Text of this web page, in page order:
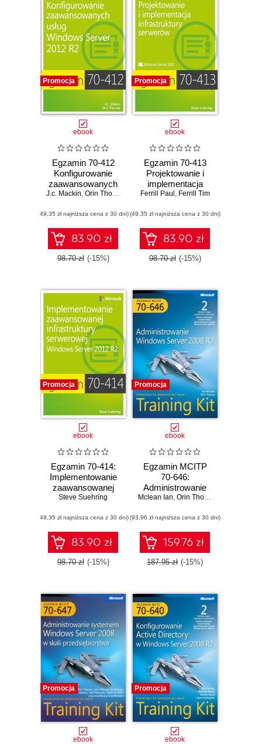
Promocja
ebook
Egzamin 70-412
Konfigurowanie
zaawansowanych
usług Windows
J.c. Mackin, Orin Thomas
(49,35 zł najniższa cena z 30 dni)
83.90 zł
98.70 zł (-15%)
Promocja
ebook
Egzamin 70-413
Projektowanie i
implementacja
infrastruktury
Ferrill Paul , Ferrill Tim
(49,35 zł najniższa cena z 30 dni)
83.90 zł
98.70 zł (-15%)
Promocja
ebook
Egzamin 70-414:
Implementowanie
zaawansowanej
infrastruktury
Windows Server
2012 R2. Windows
Server 2012 R2
Steve Suehring
(49,35 zł najniższa cena z 30 dni)
83.90 zł
98.70 zł (-15%)
Promocja
ebook
Egzamin MCITP
70-646:
Administrowanie
Windows Server
Kit
Mclean Ian, Orin Thomas
(93,96 zł najniższa cena z 30 dni)
159.76 zł
187.95 zł (-15%)
Promocja
ebook
Promocja
ebook